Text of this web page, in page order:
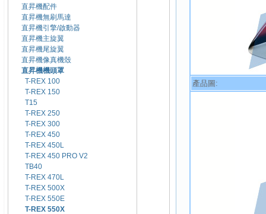
直昇機配件
直昇機無刷馬達
直昇機引擎/啟動器
直昇機主旋翼
直昇機尾旋翼
直昇機像真機殼
直昇機機頭罩
T-REX 100
T-REX 150
T15
T-REX 250
T-REX 300
T-REX 450
T-REX 450L
T-REX 450 PRO V2
TB40
T-REX 470L
T-REX 500X
T-REX 550E
T-REX 550X
產品圖: